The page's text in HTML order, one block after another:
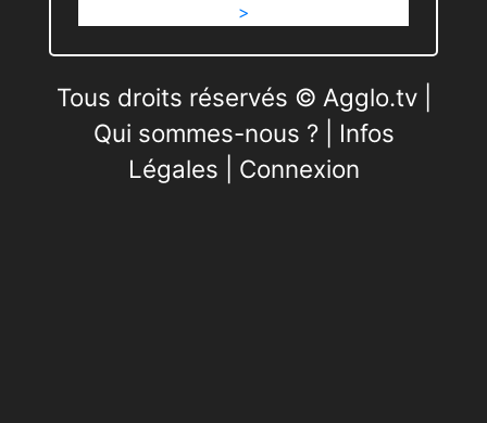
>
Tous droits réservés © Agglo.tv |
Qui sommes-nous ?| Infos
Légales
Connexion